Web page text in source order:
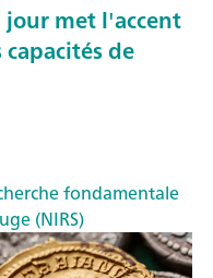
jour met l'accent
de
fondamentale
(NIRS)